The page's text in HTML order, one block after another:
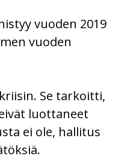
vuoden 2019
vuoden
Se tarkoitti,
luottaneet
ei ole, hallitus